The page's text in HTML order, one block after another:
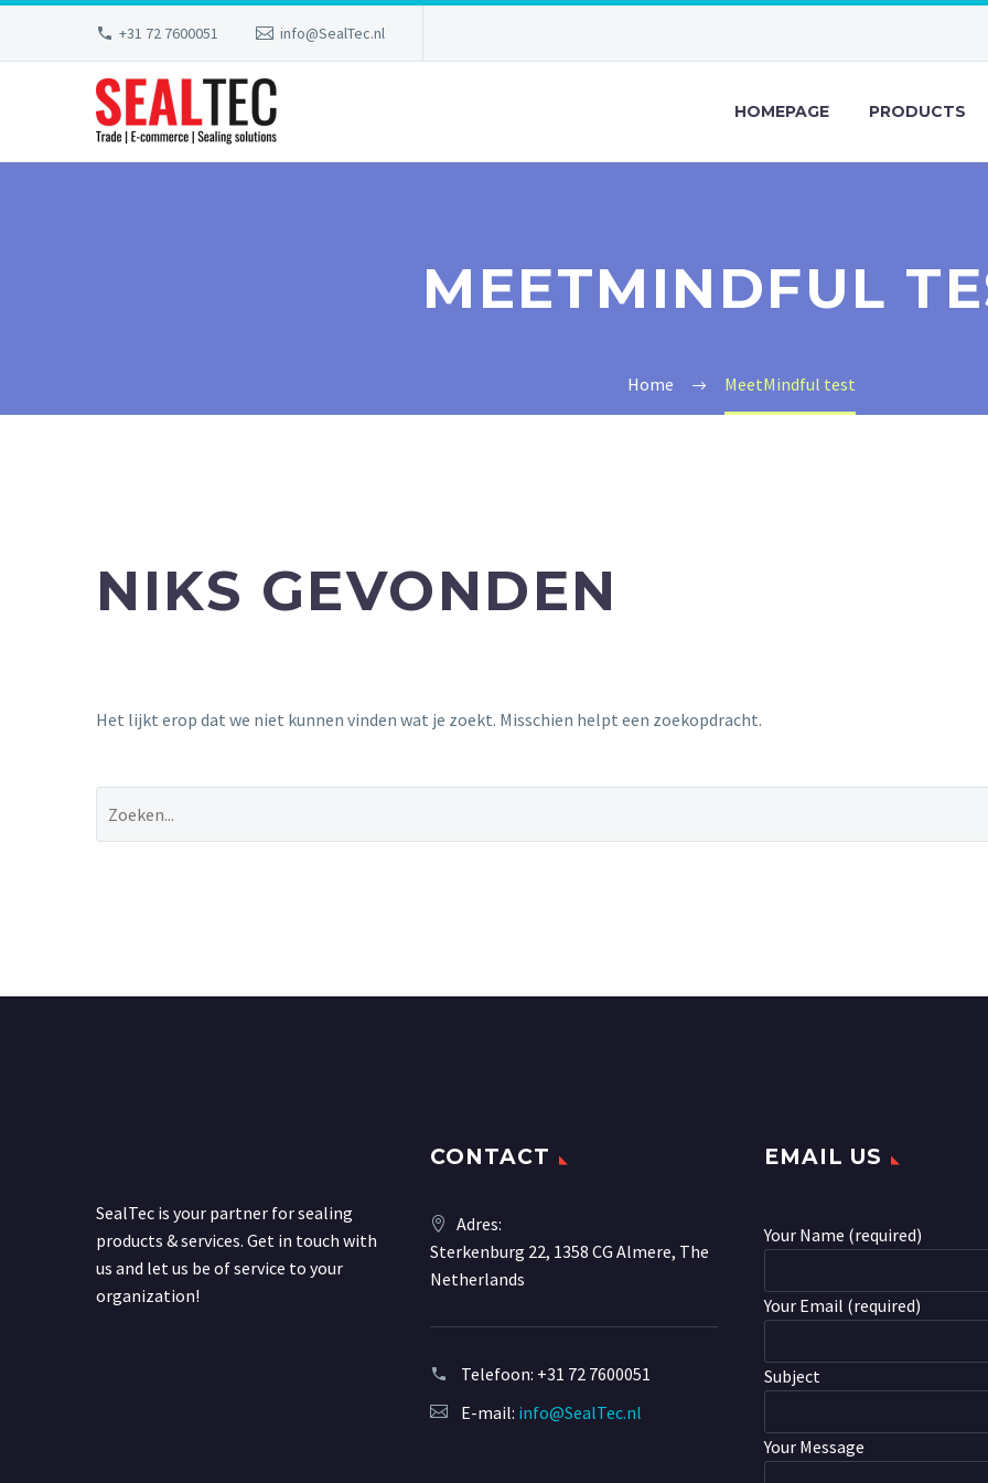
+31 72 7600051 info@SealTec.nl
HOMEPAGE PRODUCTS
MEETMINDFUL
Home MeetMindful test
NIKS GEVONDEN
Het lijkt erop dat we niet kunnen vinden wat je zoekt. Misschien helpt een zoekopdracht.
SealTec is your partner for sealing
products & services. Get in touch with
us and let us be of service to your
organization!
CONTACT
Adres:
Sterkenburg 22, 1358 CG Almere, The
Netherlands
Telefoon: +31 72 7600051
E-mail: info@SealTec.nl
EMAIL US
Your Name (required)
Your Email (required)
Subject
Your Message